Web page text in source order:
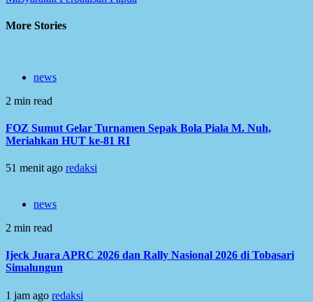
More Stories
news
2 min read
FOZ Sumut Gelar Turnamen Sepak Bola Piala M. Nuh,
Meriahkan HUT ke-81 RI
51 menit ago redaksi
news
2 min read
Ijeck Juara APRC 2026 dan Rally Nasional 2026 di Tobasari
Simalungun
1 jam ago redaksi